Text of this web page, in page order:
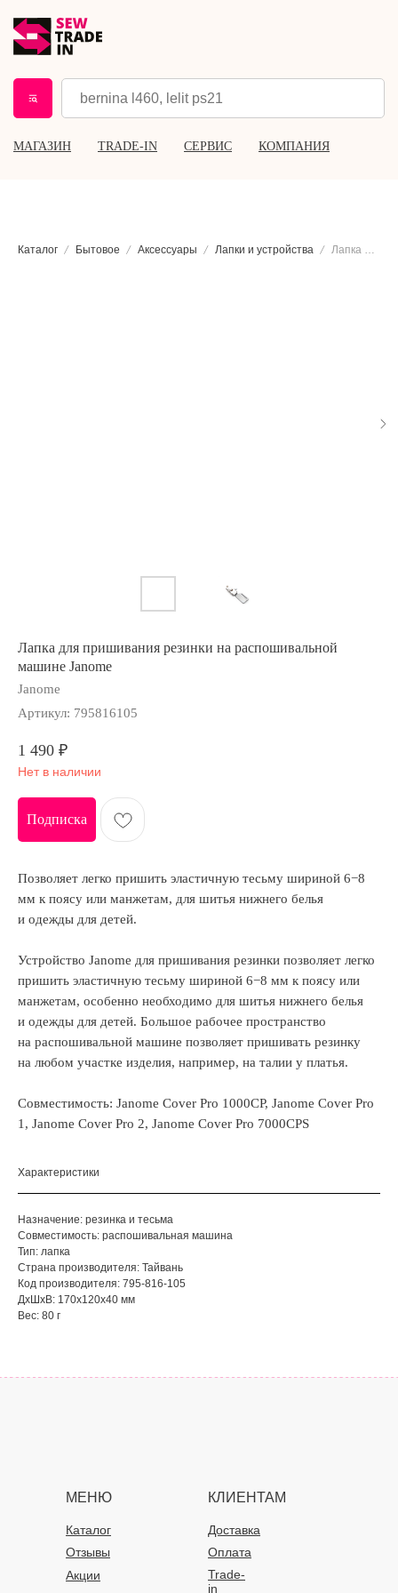
МАГАЗИН TRADE-IN СЕРВИС КОМПАНИЯ
Каталог Бытовое Аксессуары Лапки и устройства
Лапка для пришивания резинки на распошивальной
машине Janome
Janome
Артикул: 795816105
1 490 ₽
Нет в наличии
Подписка
Позволяет легко пришить эластичную тесьму шириной 6−8
мм к поясу или манжетам, для шитья нижнего белья
и одежды для детей.
Устройство Janome для пришивания резинки позволяет легко
пришить эластичную тесьму шириной 6−8 мм к поясу или
манжетам, особенно необходимо для шитья нижнего белья
и одежды для детей. Большое рабочее пространство
на распошивальной машине позволяет пришивать резинку
на любом участке изделия, например, на талии у платья.
Совместимость: Janome Cover Pro 1000CP, Janome Cover Pro
1, Janome Cover Pro 2, Janome Cover Pro 7000CPS
Характеристики
Назначение: резинка и тесьма
Совместимость: распошивальная машина
Тип: лапка
Страна производителя: Тайвань
Код производителя: 795-816-105
ДxШxВ: 170x120x40 мм
Вес: 80 г
МЕНЮ КЛИЕНТАМ
Каталог
Доставка
Оплата
Отзывы
Акции
Trade-
in